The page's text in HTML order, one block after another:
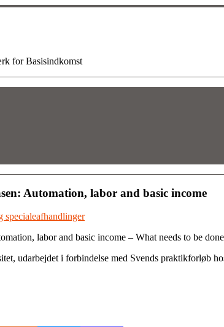
for Basisindkomst
Automation, labor and basic income
specialeafhandlinger
labor and basic income – What needs to be
udarbejdet i forbindelse med Svends praktikforløb